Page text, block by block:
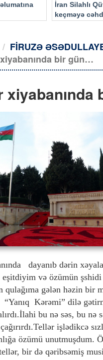
İran Silahlı
keçməyə
FİRUZƏ
bir gün…
dayanıb dərin
və özümün
gələn həzin bir
“Yanıq Kərəmi” dilə
bu nə səs, bu
işlədikcə
özümü unutmuşdum.
tellər, bir də qəribsəmiş